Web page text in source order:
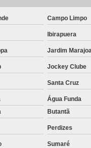
Chocolate Lembrança
Chocolate
de Chocolate no
Pirulito
Campo Limpo
Ibirapuera
Jardim
Jockey Clube
Santa Cruz
Água Funda
Butantã
Perdizes
Sumaré